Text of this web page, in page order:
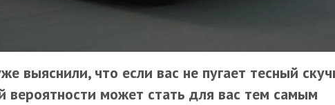
выяснили, что если вас не пугает тесный
вероятности может стать для вас тем самым